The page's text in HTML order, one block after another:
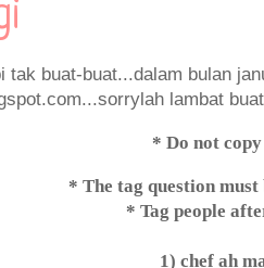
tak buat-buat...dalam bulan
lambat
* Do not
* The tag question must
* Tag people
1) chef ah